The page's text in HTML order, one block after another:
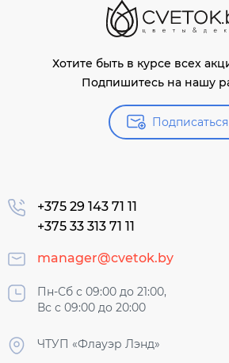
Хотите быть в курсе всех
Подпишитесь на нашу
Подписаться
+375 29 143 71 11
+375 33 313 71 11
manager@cvetok.by
Пн-Сб с 09:00 до 21:00,
Вс с 09:00 до 20:00
ЧТУП «Флауэр Лэнд»